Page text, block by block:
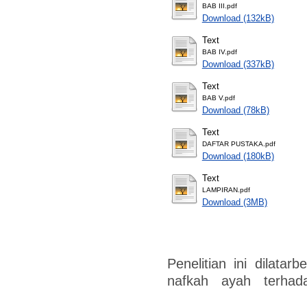
BAB III.pdf
Download (132kB)
Text
BAB IV.pdf
Download (337kB)
Text
BAB V.pdf
Download (78kB)
Text
DAFTAR PUSTAKA.pdf
Download (180kB)
Text
LAMPIRAN.pdf
Download (3MB)
Penelitian ini
nafkah ayah